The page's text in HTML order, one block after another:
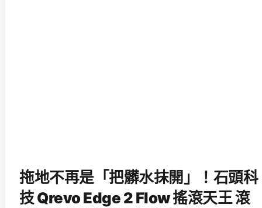
拖地不再是「把髒水抹開」！石頭科
技 Qrevo Edge 2 Flow 搖滾天王 滾